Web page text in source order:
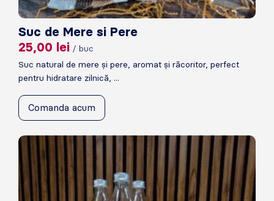
Suc de Mere si Pere
25,00 lei / buc
Suc natural de mere și pere, aromat și răcoritor, perfect
pentru hidratare zilnică, ...
Comanda acum